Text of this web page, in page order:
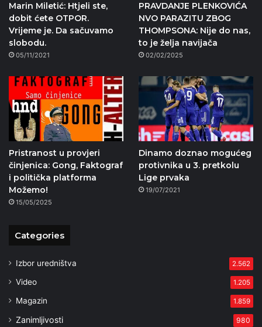
Marin Miletić: Htjeli ste,
dobit ćete OTPOR.
Vrijeme je. Da sačuvamo
slobodu.
05/11/2021
PRAVDANJE PLENKOVIĆA
NVO PARAZITU ZBOG
THOMPSONA: Nije do nas,
to je želja navijača
02/02/2025
Pristranost u provjeri
činjenica: Gong, Faktograf
i politička platforma
Možemo!
15/05/2025
Dinamo doznao mogućeg
protivnika u 3. pretkolu
Lige prvaka
19/07/2021
Categories
Izbor uredništva 2.562
Video 1.205
Magazin 1.859
Zanimljivosti 980